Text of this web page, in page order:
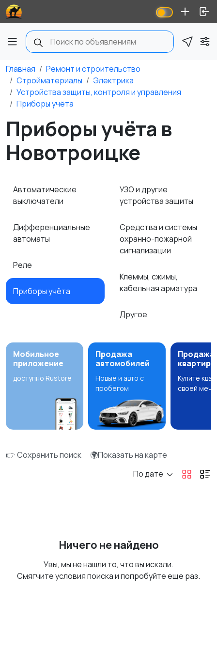
Главная
Ремонт и строительство
Стройматериалы
Электрика
Устройства защиты, контроля и управления
Приборы учёта
Приборы учёта в
Новотроицке
Автоматические
выключатели
Дифференциальные
автоматы
Реле
Приборы учёта
УЗО и другие
устройства защиты
Средства и системы
охранно-пожарной
сигнализации
Клеммы, сжимы,
кабельная арматура
Другое
Мобильное
приложение
доступно Rustore
Продажа
автомобилей
Новые и авто с
пробегом
Продажа
квартир
Купите
своей
👉 Сохранить поиск
🌍Показать на карте
По дате
Ничего не найдено
Увы, мы не нашли то, что вы искали.
Смягчите условия поиска и попробуйте еще раз.